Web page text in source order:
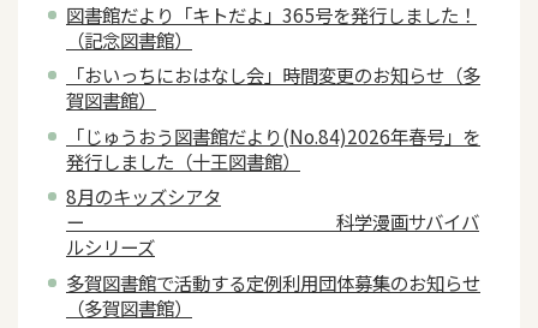
図書館だより「キトだよ」365号を発行しました！
（記念図書館）
「おいっちにおはなし会」時間変更のお知らせ（多
賀図書館）
「じゅうおう図書館だより(No.84)2026年春号」を
発行しました（十王図書館）
8月のキッズシアタ
ー 科学漫画サバイバ
ルシリーズ
多賀図書館で活動する定例利用団体募集のお知らせ
（多賀図書館）